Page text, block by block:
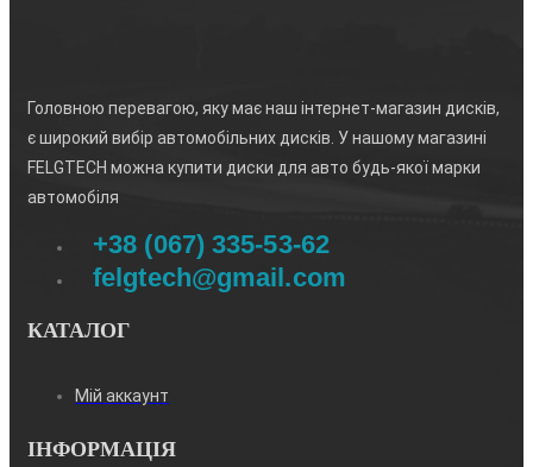
Головною перевагою, яку має наш інтернет-магазин дисків,
є широкий вибір автомобільних дисків. У нашому магазині
FELGTECH можна купити диски для авто будь-якої марки
автомобіля
+38 (067) 335-53-62
felgtech@gmail.com
КАТАЛОГ
Мій аккаунт
ІНФОРМАЦІЯ